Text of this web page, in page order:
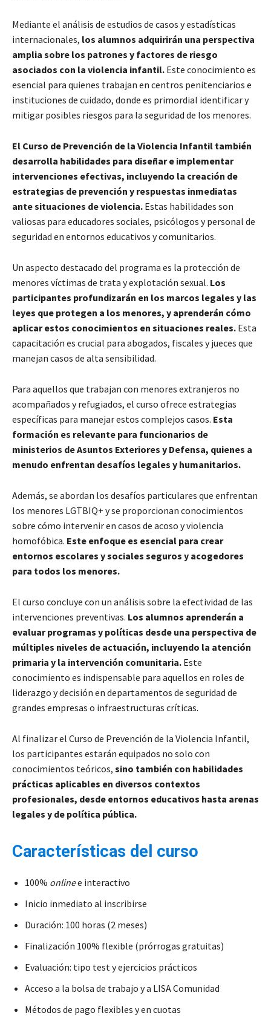
Mediante el análisis de estudios de casos y estadísticas
internacionales, los alumnos adquirirán una perspectiva
amplia sobre los patrones y factores de riesgo
asociados con la violencia infantil. Este conocimiento es
esencial para quienes trabajan en centros penitenciarios e
instituciones de cuidado, donde es primordial identificar y
mitigar posibles riesgos para la seguridad de los menores.
El Curso de Prevención de la Violencia Infantil también
desarrolla habilidades para diseñar e implementar
intervenciones efectivas, incluyendo la creación de
estrategias de prevención y respuestas inmediatas
ante situaciones de violencia. Estas habilidades son
valiosas para educadores sociales, psicólogos y personal de
seguridad en entornos educativos y comunitarios.
Un aspecto destacado del programa es la protección de
menores víctimas de trata y explotación sexual. Los
participantes profundizarán en los marcos legales y las
leyes que protegen a los menores, y aprenderán cómo
aplicar estos conocimientos en situaciones reales. Esta
capacitación es crucial para abogados, fiscales y jueces que
manejan casos de alta sensibilidad.
Para aquellos que trabajan con menores extranjeros no
acompañados y refugiados, el curso ofrece estrategias
específicas para manejar estos complejos casos. Esta
formación es relevante para funcionarios de
ministerios de Asuntos Exteriores y Defensa, quienes a
menudo enfrentan desafíos legales y humanitarios.
Además, se abordan los desafíos particulares que enfrentan
los menores LGTBIQ+ y se proporcionan conocimientos
sobre cómo intervenir en casos de acoso y violencia
homofóbica. Este enfoque es esencial para crear
entornos escolares y sociales seguros y acogedores
para todos los menores.
El curso concluye con un análisis sobre la efectividad de las
intervenciones preventivas. Los alumnos aprenderán a
evaluar programas y políticas desde una perspectiva de
múltiples niveles de actuación, incluyendo la atención
primaria y la intervención comunitaria. Este
conocimiento es indispensable para aquellos en roles de
liderazgo y decisión en departamentos de seguridad de
grandes empresas o infraestructuras críticas.
Al finalizar el Curso de Prevención de la Violencia Infantil,
los participantes estarán equipados no solo con
conocimientos teóricos, sino también con habilidades
prácticas aplicables en diversos contextos
profesionales, desde entornos educativos hasta arenas
legales y de política pública.
Características del curso
100% onlinee interactivo
Inicio inmediato al inscribirse
Duración: 100 horas (2 meses)
Finalización 100% flexible (prórrogas gratuitas)
Evaluación: tipo test y ejercicios prácticos
Acceso a la bolsa de trabajo y a LISA Comunidad
Métodos de pago flexibles y en cuotas